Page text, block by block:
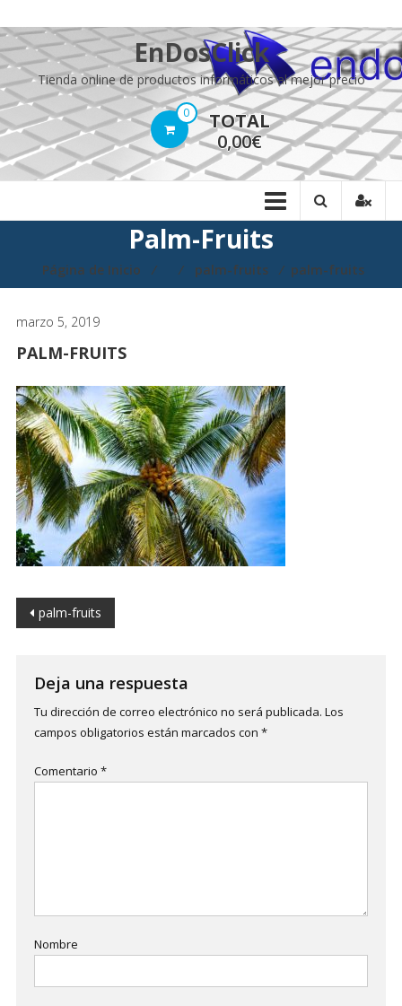
Saltar
contenido
EnDosClick
Tienda online de productos informáticos al mejor precio
0
TOTAL
0,00€
Palm-Fruits
Página de Inicio ⁄ ⁄ palm-fruits ⁄ palm-fruits
marzo 5, 2019
PALM-FRUITS
Navegación
entradas
palm-fruits
Deja una respuesta
Tu dirección de correo electrónico no será publicada. Los
campos obligatorios están marcados con *
Comentario *
Nombre